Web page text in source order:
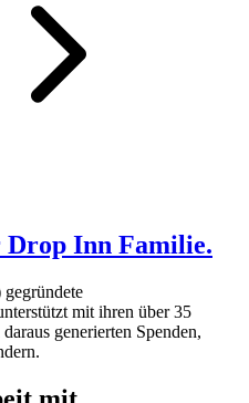
Inn Familie.
mit ihren über35
generierten Spenden,